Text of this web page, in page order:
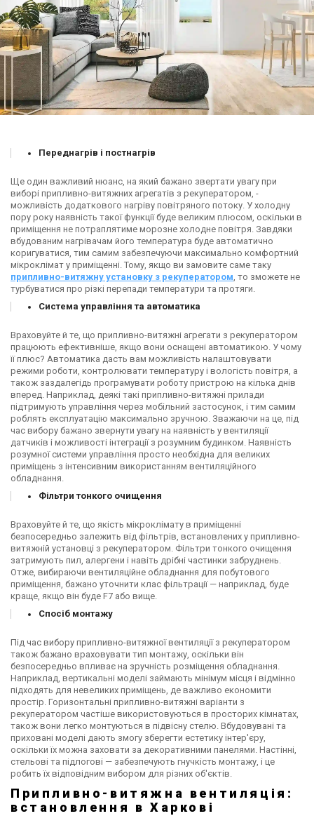
Переднагрів і постнагрів
Ще один важливий нюанс, на який бажано звертати увагу при
виборі припливно-витяжних агрегатів з рекуператором, -
можливість додаткового нагріву повітряного потоку. У холодну
пору року наявність такої функції буде великим плюсом, оскільки в
приміщення не потраплятиме морозне холодне повітря. Завдяки
вбудованим нагрівачам його температура буде автоматично
коригуватися, тим самим забезпечуючи максимально комфортний
мікроклімат у приміщенні. Тому, якщо ви замовите саме таку
припливно-витяжну установку з рекуператором , то зможете не
турбуватися про різкі перепади температури та протяги.
Система управління та автоматика
Враховуйте й те, що припливно-витяжні агрегати з рекуператором
працюють ефективніше, якщо вони оснащені автоматикою. У чому
її плюс? Автоматика дасть вам можливість налаштовувати
режими роботи, контролювати температуру і вологість повітря, а
також заздалегідь програмувати роботу пристрою на кілька днів
вперед. Наприклад, деякі такі припливно-витяжні прилади
підтримують управління через мобільний застосунок, і тим самим
роблять експлуатацію максимально зручною. Зважаючи на це, під
час вибору бажано звернути увагу на наявність у вентиляції
датчиків і можливості інтеграції з розумним будинком. Наявність
розумної системи управління просто необхідна для великих
приміщень з інтенсивним використанням вентиляційного
обладнання.
Фільтри тонкого очищення
Враховуйте й те, що якість мікроклімату в приміщенні
безпосередньо залежить від фільтрів, встановлених у припливно-
витяжній установці з рекуператором. Фільтри тонкого очищення
затримують пил, алергени і навіть дрібні частинки забруднень.
Отже, вибираючи вентиляційне обладнання для побутового
приміщення, бажано уточнити клас фільтрації — наприклад, буде
краще, якщо він буде F7 або вище.
Спосіб монтажу
Під час вибору припливно-витяжної вентиляції з рекуператором
також бажано враховувати тип монтажу, оскільки він
безпосередньо впливає на зручність розміщення обладнання.
Наприклад, вертикальні моделі займають мінімум місця і відмінно
підходять для невеликих приміщень, де важливо економити
простір. Горизонтальні припливно-витяжні варіанти з
рекуператором частіше використовуються в просторих кімнатах,
також вони легко монтуються в підвісну стелю. Вбудовувані та
приховані моделі дають змогу зберегти естетику інтер'єру,
оскільки їх можна заховати за декоративними панелями. Настінні,
стельові та підлогові — забезпечують гнучкість монтажу, і це
робить їх відповідним вибором для різних об'єктів.
Припливно-витяжна вентиляція:
встановлення в Харкові